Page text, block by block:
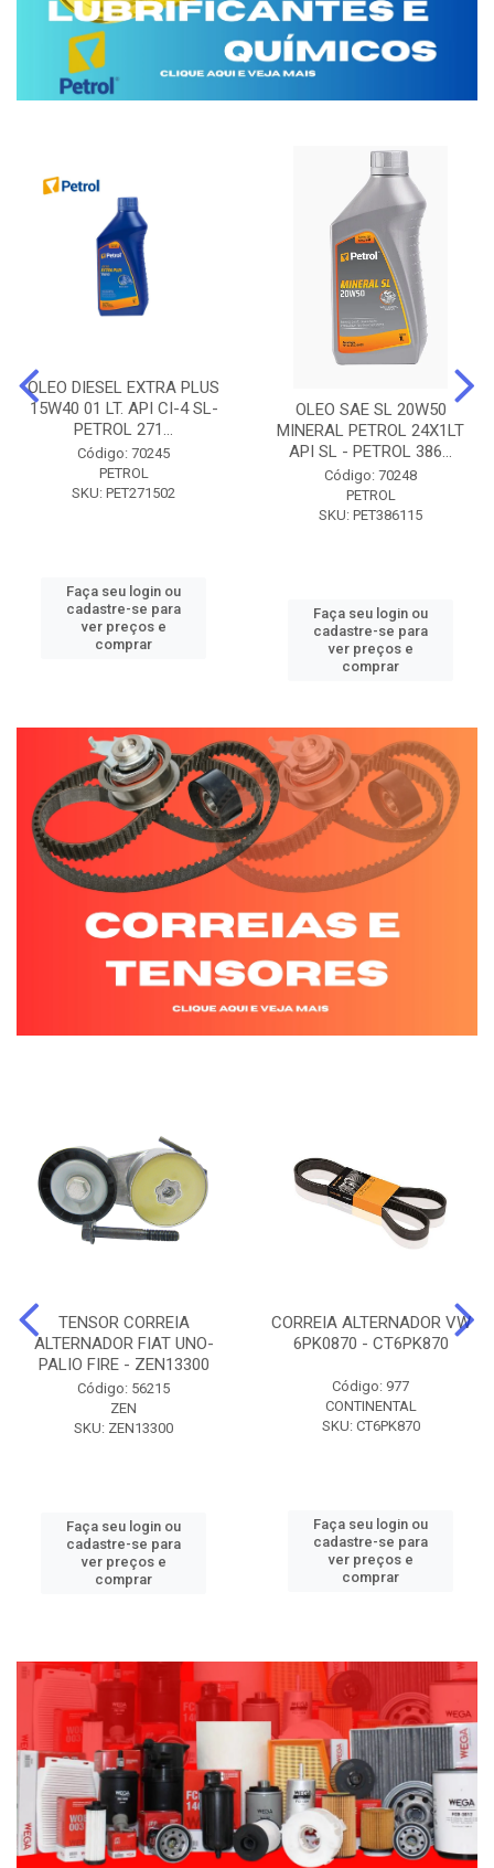
OLEO DIESEL EXTRA PLUS
15W40 01 LT. API CI-4 SL-
PETROL 271...
Código: 70245
PETROL
SKU: PET271502
Faça seu login ou
cadastre-se para
ver preços e
comprar
OLEO SAE SL 20W50
MINERAL PETROL 24X1LT
API SL - PETROL 386...
Código: 70248
PETROL
SKU: PET386115
Faça seu login ou
cadastre-se para
ver preços e
comprar
TENSOR CORREIA
ALTERNADOR FIAT UNO-
PALIO FIRE - ZEN13300
Código: 56215
ZEN
SKU: ZEN13300
Faça seu login ou
cadastre-se para
ver preços e
comprar
CORREIA ALTERNADOR VW
6PK0870 - CT6PK870
Código: 977
CONTINENTAL
SKU: CT6PK870
Faça seu login ou
cadastre-se para
ver preços e
comprar